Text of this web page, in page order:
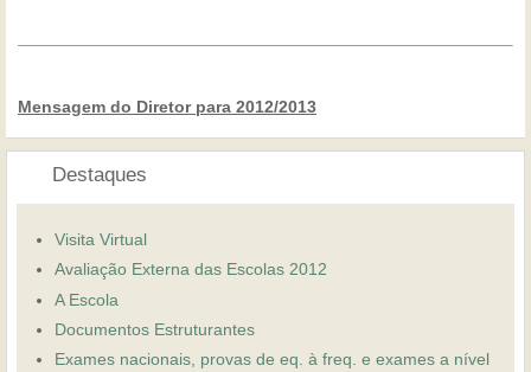
Mensagem do Diretor para 2012/2013
Destaques
Visita Virtual
Avaliação Externa das Escolas 2012
A Escola
Documentos Estruturantes
Exames nacionais, provas de eq. à freq. e exames a nível